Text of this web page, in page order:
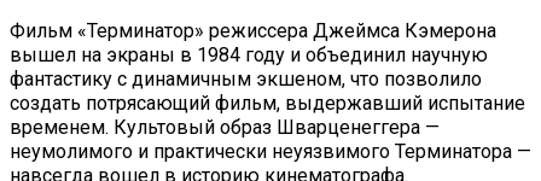
Фильм «Терминатор» режиссера Джеймса Кэмерона
вышел на экраны в 1984 году и объединил научную
фантастику с динамичным экшеном, что позволило
создать потрясающий фильм, выдержавший испытание
временем. Культовый образ Шварценеггера —
неумолимого и практически неуязвимого Терминатора —
навсегда вошел в историю кинематографа.